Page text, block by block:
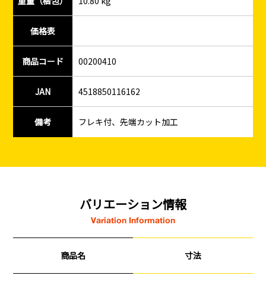
価格表
商品コード 00200410
JAN 4518850116162
備考 フレキ付、先端カット加工
バリエーション情報
Variation Information
商品名 寸法